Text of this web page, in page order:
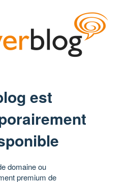
est
domaine ou
premium de